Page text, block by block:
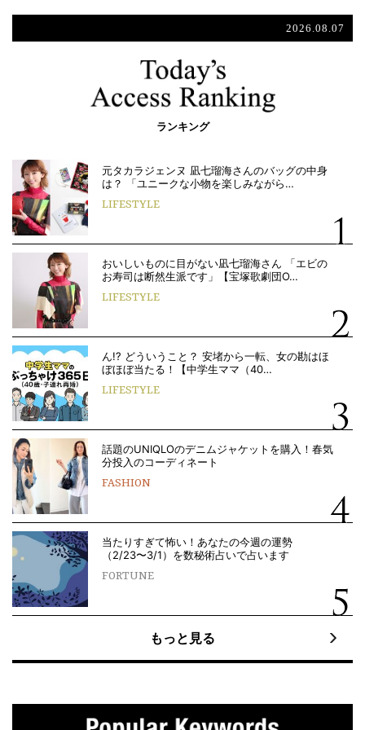
2026.08.07
ランキング
元タカラジェンヌ 凪七瑠海さんのバッグの中身
は？ 「ユニークな小物を楽しみながら…
LIFESTYLE
おいしいものに目がない凪七瑠海さん 「エビの
お寿司は断然生派です」【宝塚歌劇団O…
LIFESTYLE
ん!? どういうこと？ 安堵から一転、女の勘はほ
ぼほぼ当たる！【中学生ママ（40…
LIFESTYLE
話題のUNIQLOのデニムジャケットを購入！春気
分投入のコーディネート
FASHION
当たりすぎて怖い！あなたの今週の運勢
（2/23〜3/1）を数秘術占いで占います
FORTUNE
もっと見る